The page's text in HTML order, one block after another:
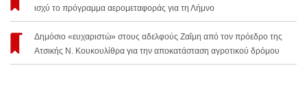
ισχύ το πρόγραμμα αερομεταφοράς για τη Λήμνο
Δημόσιο «ευχαριστώ» στους αδελφούς Ζαΐμη από τον πρόεδρο της
Ατσικής Ν. Κουκουλίθρα για την αποκατάσταση αγροτικού δρόμου